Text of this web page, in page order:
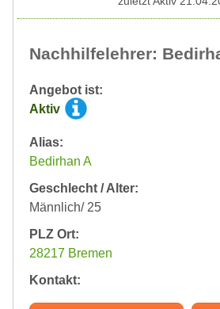
Nachhilfelehrer:
Angebot ist:
Aktiv
Alias:
Bedirhan A
Geschlecht / Alter:
Männlich/ 25
PLZ Ort:
28217 Bremen
Kontakt: